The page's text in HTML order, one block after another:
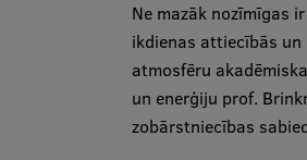
Ne mazāk nozīmīgas
ikdienas attiecībās
atmosfēru
un enerģiju prof.
zobārstniecības